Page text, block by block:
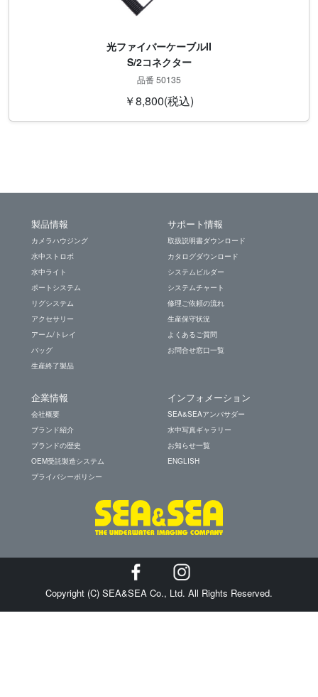
光ファイバーケーブルII
S/2コネクター
品番 50135
￥8,800(税込)
製品情報
カメラハウジング
水中ストロボ
水中ライト
ポートシステム
リグシステム
アクセサリー
アーム/トレイ
バッグ
生産終了製品
サポート情報
取扱説明書ダウンロード
カタログダウンロード
システムビルダー
システムチャート
修理ご依頼の流れ
生産保守状況
よくあるご質問
お問合せ窓口一覧
企業情報
会社概要
ブランド紹介
ブランドの歴史
OEM受託製造システム
プライバシーポリシー
インフォメーション
SEA&SEAアンバサダー
水中写真ギャラリー
お知らせ一覧
ENGLISH
Copyright (C) SEA&SEA Co., Ltd. All Rights Reserved.